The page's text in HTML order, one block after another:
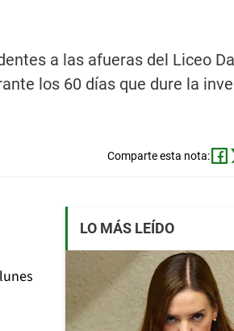
a las afueras del Liceo
los 60 días que dure la
Comparte esta nota:
LO MÁS LEÍDO